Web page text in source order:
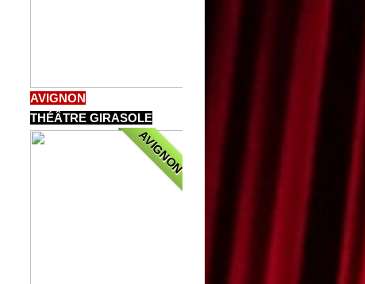
AVIGNON
THÉÂTRE GIRASOLE
AVIGNON